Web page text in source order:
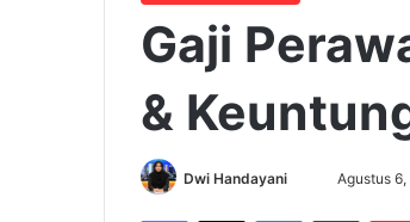
Gaji
&
Dwi Handayani Agustus